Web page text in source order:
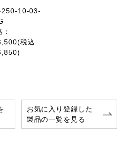
250-10-03-
税込
お気に入り登録した
製品の一覧を見る